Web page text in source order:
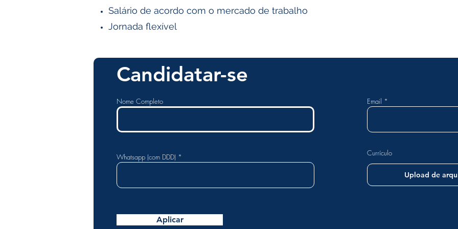
Salário de acordo com o mercado de trabalho
Jornada flexível
Candidatar-se
Nome Completo
Whatsapp (com DDD)
Email
Currículo
Upload de
Aplicar